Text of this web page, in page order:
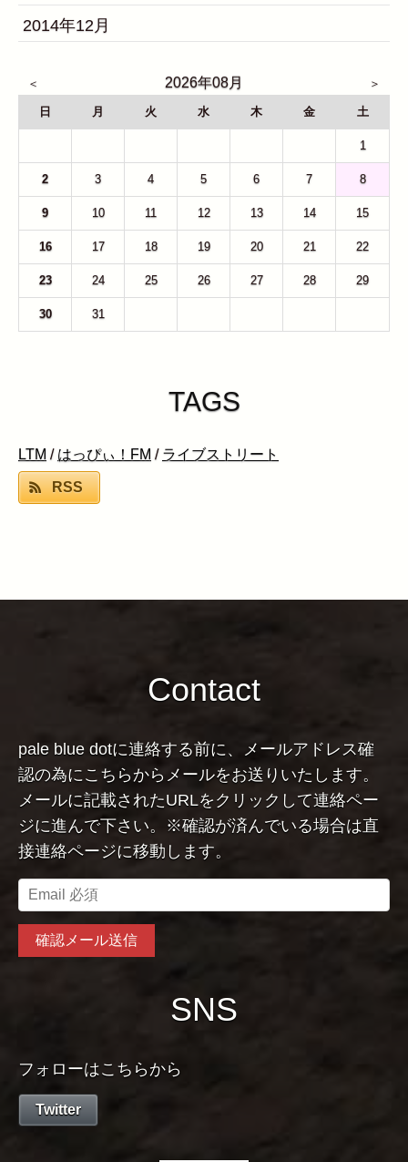
2014年12月
2026年08月
日 月 火 水 木 金 土
1
2 3 4 5 6 7 8
9 10 11 12 13 14 15
16 17 18 19 20 21 22
23 24 25 26 27 28 29
30 31
TAGS
LTM / はっぴぃ！FM / ライブストリート
RSS
Contact
pale blue dotに連絡する前に、メールアドレス確
認の為にこちらからメールをお送りいたします。
メールに記載されたURLをクリックして連絡ペー
ジに進んで下さい。※確認が済んでいる場合は直
接連絡ページに移動します。
SNS
フォローはこちらから
Twitter